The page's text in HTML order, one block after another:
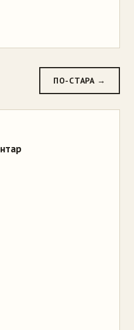
ПО-СТАРА →